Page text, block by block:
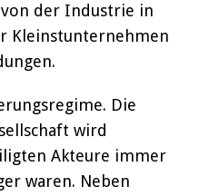
der Industrie in
Kleinstunternehmen
Die
wird
Akteure immer
waren. Neben